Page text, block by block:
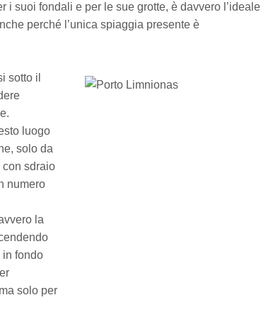
i suoi fondali e per le sue grotte, è davvero l’ideale
perché l’unica spiaggia presente è
sotto il
luogo
solo da
con sdraio
numero
la
in fondo
solo per